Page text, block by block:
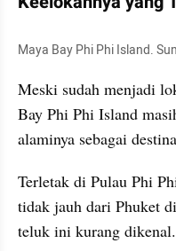
Maya Bay Phi Phi Island.
Meski sudah menjadi
Bay Phi Phi Island
alaminya sebagai
Terletak di Pulau Phi
tidak jauh dari Phuket
teluk ini kurang